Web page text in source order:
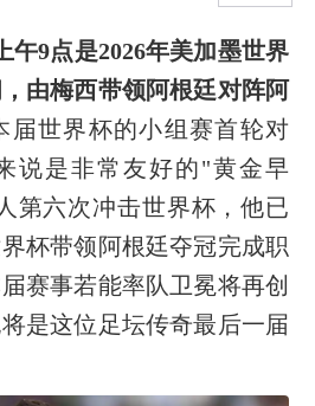
午9点是2026年美加墨世界
由梅西带领阿根廷对阵阿
届世界杯的小组赛首轮对
说是非常友好的"黄金早
第六次冲击世界杯，他已
杯带领阿根廷夺冠完成职
赛事若能率队卫冕将再创
是这位足坛传奇最后一届